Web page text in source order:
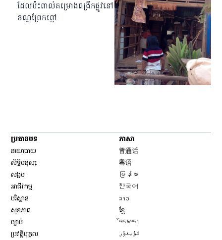
ដែល​ប៉ះពាល់​គម្រោង​ពង្រីក​ផ្លូវ​នៅ​
ខណ្ឌ​ព្រែកព្នៅ
ប្រធានបទ
នយោបាយ
សិទ្ធិ​មនុស្ស
សង្គម
អាជីវកម្ម
បរិស្ថាន
សុខភាព
ច្បាប់
ប្រវត្តិបុគ្គល
ភាសា
普通话
粤语
မြန်မာ
한국어
ລາວ
ខ្មែ
བོད་སྐད།
ئۇيغۇر